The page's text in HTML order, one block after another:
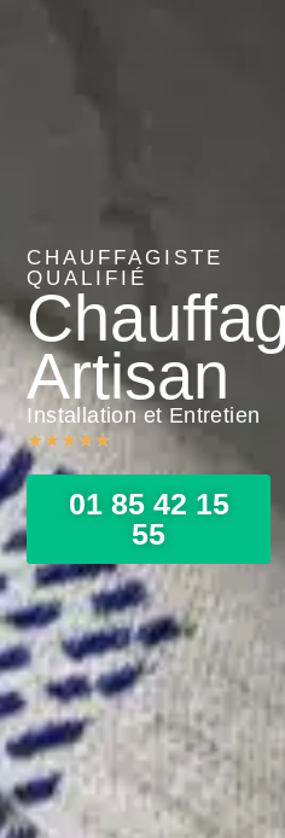
CHAUFFAGISTE
QUALIFIÉ
Artisan
Installation et Entretien
★★★★★
01 85 42 15
55